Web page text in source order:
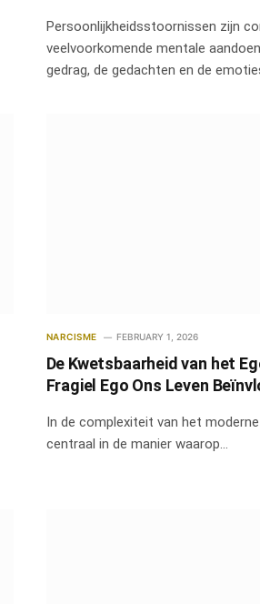
Persoonlijkheidsstoornissen zijn
veelvoorkomende mentale
gedrag, de gedachten en de
NARCISME FEBRUARY 1, 2026
De Kwetsbaarheid van het
Fragiel Ego Ons Leven
In de complexiteit van het
centraal in de manier waarop…